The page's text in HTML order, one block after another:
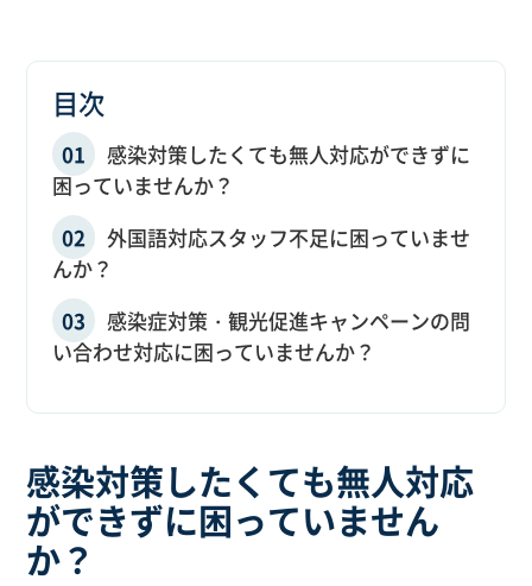
目次
感染対策したくても無人対応ができずに
困っていませんか？
外国語対応スタッフ不足に困っていませ
んか？
感染症対策・観光促進キャンペーンの問
い合わせ対応に困っていませんか？
感染対策したくても無人対応
ができずに困っていません
か？